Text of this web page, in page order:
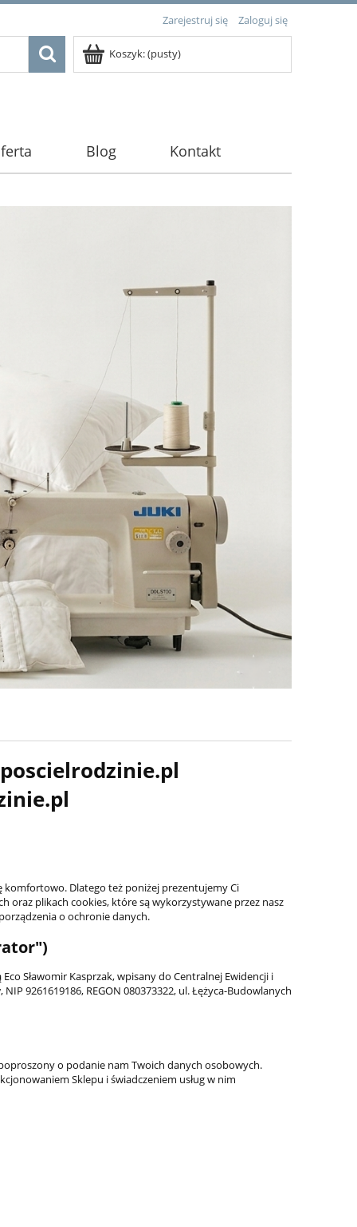
Zarejestruj się Zaloguj się
Koszyk:(pusty)
Blog Kontakt
komfortowo. Dlatego też poniżej prezentujemy Ci
oraz plikach cookies, które są wykorzystywane przez nasz
o ochronie danych.
Sławomir Kasprzak, wpisany do Centralnej Ewidencji i
9261619186, REGON 080373322, ul. Łężyca-Budowlanych
o podanie nam Twoich danych osobowych.
Sklepu i świadczeniem usług w nim